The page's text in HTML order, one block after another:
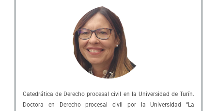
Catedrática de Derecho procesal civil en la Universidad de Turín.
Doctora en Derecho procesal civil por la Universidad “La